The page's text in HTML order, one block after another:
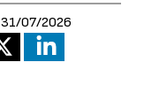
31/07/2026